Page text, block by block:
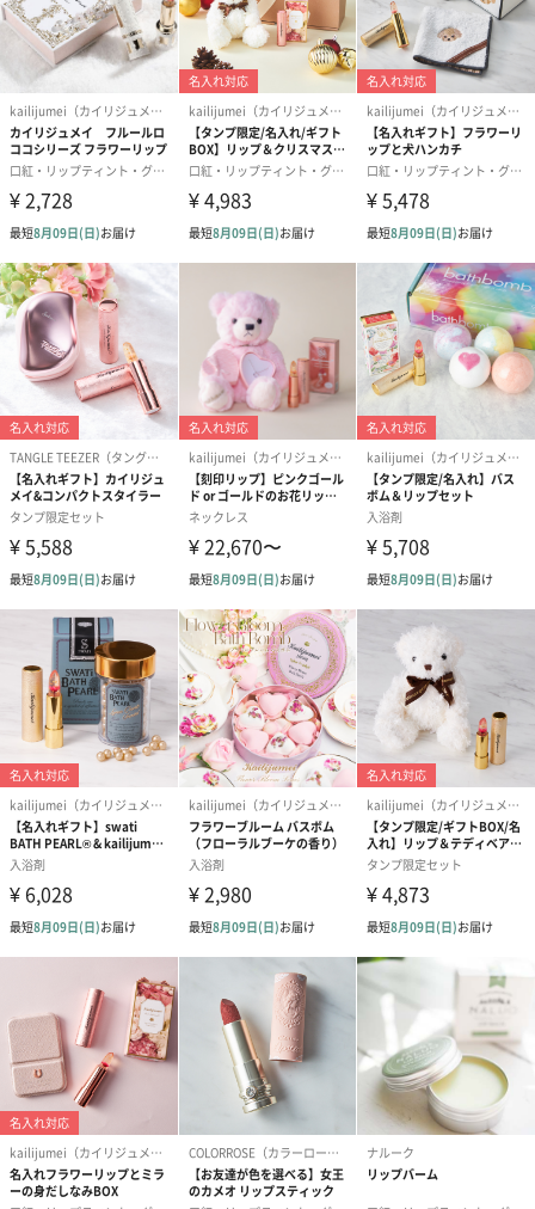
ラワー
・光沢のあるリボンで引き出すスライド式
・箱内側の底面に隠れされたメッセージ（loveme）
・蝶のデザインが現れるサプライズ付き
※箱内側のスポンジを取り出すと現れます。
・小物入れとしてリユース可能
あなただけの色に染まるマジックカラー・ティントリップ
唇のpH（酸性・アルカリ性）によって色が変わるマジックカラー
リップ。リップは透明ですが、唇に付ければじゅわっとピンクに
色づきます。
また色味は水分、体温、pHの状態に応じて複合的に変化します。
例えば、体温が高い場合はピンクの色味が強く出る、といったよ
うな変化があります。一本で様々な表情を見せてくれる魅惑のリ
ップです。
どんなピンクになるかはあなた次第。大好きなあの人と食事をし
た後は、唇もいつもと違うあなた色に変わるかもしれませんね。
※塗り始めから１分ほどでしっかりと発色するため、塗りすぎに
ご注意ください。ひと塗りした後に塗り直したい場合、しばらく
待ってから色味を確認することをおすすめします。
また、食べても飲んでも落ちにくいのがティントリップの特色。
ティントリップとは、唇を染め上げ色素を定着させる口紅のこ
と。従来の「塗る」リップと比べて、「染まる」ティントリップ
す。これ一本でも、他の口紅の下地にも。マスクメイクでも落ち
にくいティントリップです。お化粧直しに頻繁に行けないような
フォーマルなお食事の前にも、安心してご使用いただけます。
口紅やグロスとはまったく違う新感覚コスメ。毎日少し違った色
に染まる楽しさが人気です。